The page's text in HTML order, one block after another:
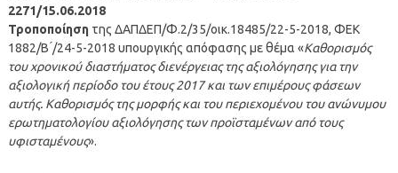
2271/15.06.2018
Τροποποίησητης ΔΑΠΔΕΠ/Φ.2/35/οικ.18485/22-5-2018, ΦΕΚ
1882/Β ́/24-5-2018 υπουργικής απόφασης με θέμα «Καθορισμός
του χρονικού διαστήματος διενέργειας της αξιολόγησης για την
αξιολογική περίοδο του έτους 2017 και των επιμέρους φάσεων
αυτής. Καθορισμός της μορφής και του περιεχομένου του ανώνυμου
ερωτηματολογίου αξιολόγησης των προϊσταμένων από τους
υφισταμένους».